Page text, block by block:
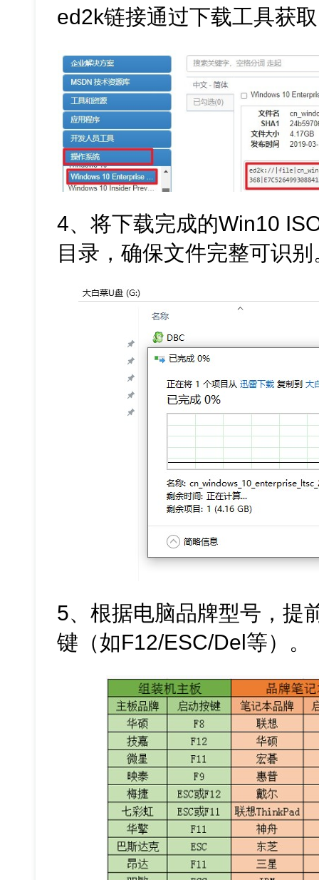
ed2k链接通过下载工具获
4、将下载完成的Win10
目录，确保文件完整可识别
5、根据电脑品牌型号，提
键（如F12/ESC/Del等）。